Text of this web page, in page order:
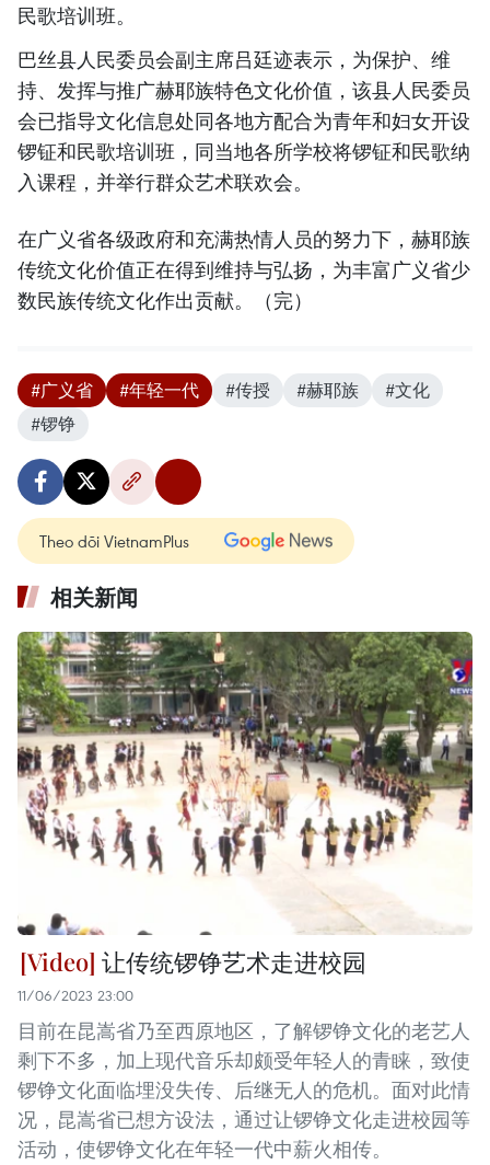
民歌培训班。
巴丝县人民委员会副主席吕廷迹表示，为保护、维
持、发挥与推广赫耶族特色文化价值，该县人民委员
会已指导文化信息处同各地方配合为青年和妇女开设
锣钲和民歌培训班，同当地各所学校将锣钲和民歌纳
入课程，并举行群众艺术联欢会。
在广义省各级政府和充满热情人员的努力下，赫耶族
传统文化价值正在得到维持与弘扬，为丰富广义省少
数民族传统文化作出贡献。（完）
#广义省 #年轻一代 #传授 #赫耶族
#文化
#锣铮
Theo dõi VietnamPlus
相关新闻
让传统锣铮艺术走进校园
11/06/2023 23:00
目前在昆嵩省乃至西原地区，了解锣铮文化的老艺人
剩下不多，加上现代音乐却颇受年轻人的青睐，致使
锣铮文化面临埋没失传、后继无人的危机。面对此情
况，昆嵩省已想方设法，通过让锣铮文化走进校园等
活动，使锣铮文化在年轻一代中薪火相传。